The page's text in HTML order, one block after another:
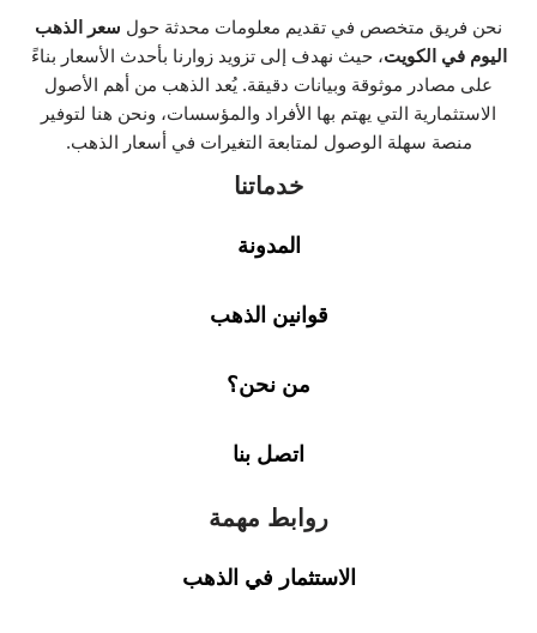
نحن فريق متخصص في تقديم معلومات محدثة حول سعر الذهب
اليوم في الكويت، حيث نهدف إلى تزويد زوارنا بأحدث الأسعار بناءً
على مصادر موثوقة وبيانات دقيقة. يُعد الذهب من أهم الأصول
الاستثمارية التي يهتم بها الأفراد والمؤسسات، ونحن هنا لتوفير
منصة سهلة الوصول لمتابعة التغيرات في أسعار الذهب.
خدماتنا
المدونة
قوانين الذهب
من نحن؟
اتصل بنا
روابط مهمة
الاستثمار في الذهب